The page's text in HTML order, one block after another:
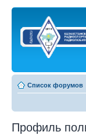
Список форумов
Профиль